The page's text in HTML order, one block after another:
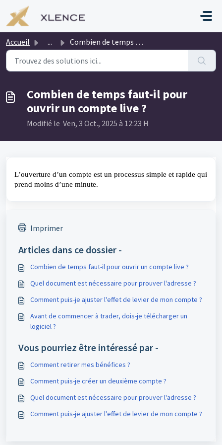
Passer au contenu principal
Accueil ... Combien de temps faut-il pour ouvrir un compte live ?
Combien de temps faut-il pour
ouvrir un compte live ?
Modifié le Ven, 3 Oct., 2025 à 12:23 H
L’ouverture d’un compte est un processus simple et rapide qui
prend moins d’une minute.
Imprimer
Articles dans ce dossier -
Combien de temps faut-il pour ouvrir un compte live ?
Quel document est nécessaire pour prouver l'adresse ?
Comment puis-je ajuster l'effet de levier de mon compte ?
Avant de commencer à trader, dois-je télécharger un
logiciel ?
Vous pourriez être intéressé par -
Comment retirer mes bénéfices ?
Comment puis-je créer un deuxième compte ?
Quel document est nécessaire pour prouver l'adresse ?
Comment puis-je ajuster l'effet de levier de mon compte ?